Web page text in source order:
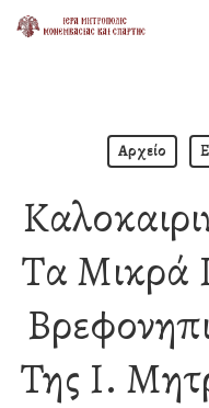
Skip
Αρχείο
Τα Μικρά
Της Ι.